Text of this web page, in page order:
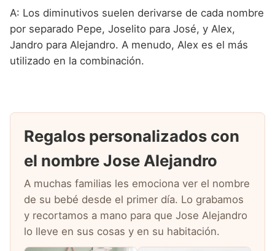
A: Los diminutivos suelen derivarse de cada nombre
por separado Pepe, Joselito para José, y Alex,
Jandro para Alejandro. A menudo, Alex es el más
utilizado en la combinación.
Regalos personalizados con
el nombre Jose Alejandro
A muchas familias les emociona ver el nombre
de su bebé desde el primer día. Lo grabamos
y recortamos a mano para que Jose Alejandro
lo lleve en sus cosas y en su habitación.